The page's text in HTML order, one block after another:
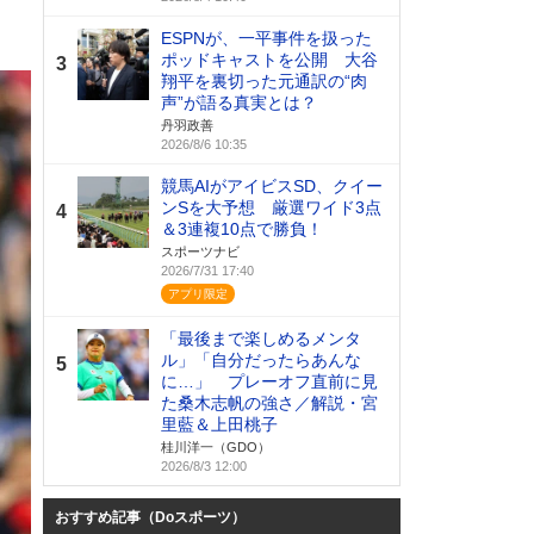
3
ESPNが、一平事件を扱った
ポッドキャストを公開 大谷
翔平を裏切った元通訳の“肉
声”が語る真実とは？
丹羽政善
2026/8/6 10:35
4
競馬AIがアイビスSD、クイー
ンSを大予想 厳選ワイド3点
＆3連複10点で勝負！
スポーツナビ
2026/7/31 17:40
5
「最後まで楽しめるメンタ
ル」「自分だったらあんな
に…」 プレーオフ直前に見
た桑木志帆の強さ／解説・宮
里藍＆上田桃子
桂川洋一（GDO）
2026/8/3 12:00
おすすめ記事（Doスポーツ）